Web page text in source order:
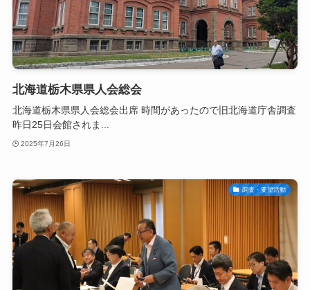
北海道栃木県県人会総会
北海道栃木県県人会総会出席 時間があったので旧北海道庁舎調査
昨日25日会館されま...
2025年7月26日
調査・要望活動